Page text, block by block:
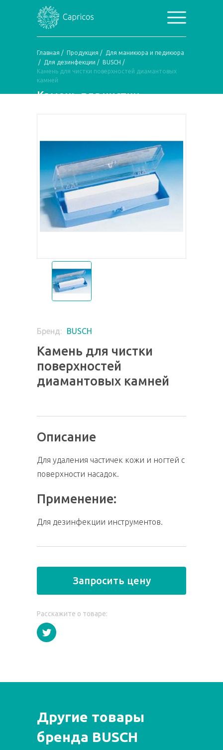
Главная / Продукция / Для маникюра и педикюра
/ Для дезинфекции / BUSCH /
Камень для чистки поверхностей диамантовых
камней
Камень для чистки
Бренд: BUSCH
Камень для чистки
поверхностей
диамантовых камней
Описание
Для удаления частичек кожи и ногтей с
поверхности насадок.
Применение:
Для дезинфекции инструментов.
Запросить цену
Расскажите о товаре:
Другие товары
бренда BUSCH